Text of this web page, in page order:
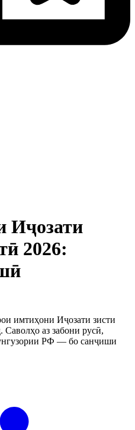
Иҷозати
2026:
имтиҳони Иҷозати зисти
Саволҳо аз забони русӣ,
РФ — бо санҷиши